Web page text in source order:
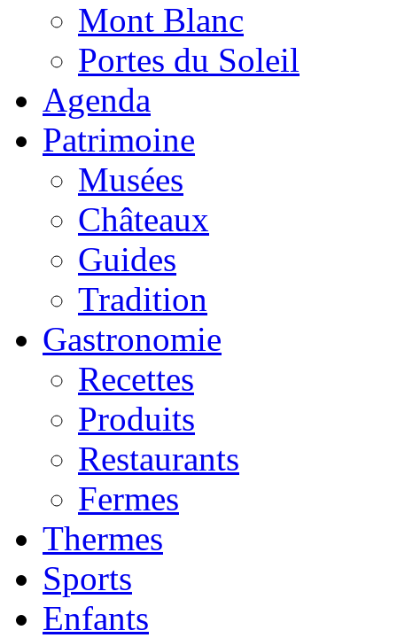
Mont Blanc
Portes du Soleil
Agenda
Patrimoine
Musées
Châteaux
Guides
Tradition
Gastronomie
Recettes
Produits
Restaurants
Fermes
Thermes
Sports
Enfants